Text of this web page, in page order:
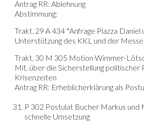
Antrag RR: Ablehnung
Abstimmung:
Trakt. 29 A 434 *Anfrage Piazza Daniel
Unterstützung des KKL und der
Trakt. 30 M 305 Motion Wimmer-
Mit. über die Sicherstellung politischer
Krisenzeiten
Antrag RR: Erheblicherklärung als
P 302 Postulat Bucher Markus und
schnelle Umsetzung